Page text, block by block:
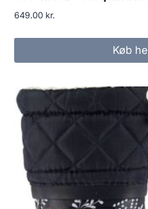
649.00 kr.
Køb